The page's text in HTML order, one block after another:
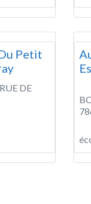
Petit
DE